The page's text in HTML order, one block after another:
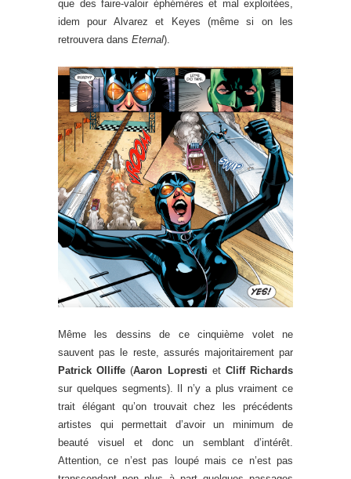
que des faire-valoir éphémères et mal exploitées,
idem pour Alvarez et Keyes (même si on les
retrouvera dans Eternal).
Même les dessins de ce cinquième volet ne
sauvent pas le reste, assurés majoritairement par
Patrick Olliffe (Aaron Lopresti et Cliff Richards
sur quelques segments). Il n’y a plus vraiment ce
trait élégant qu’on trouvait chez les précédents
artistes qui permettait d’avoir un minimum de
beauté visuel et donc un semblant d’intérêt.
Attention, ce n’est pas loupé mais ce n’est pas